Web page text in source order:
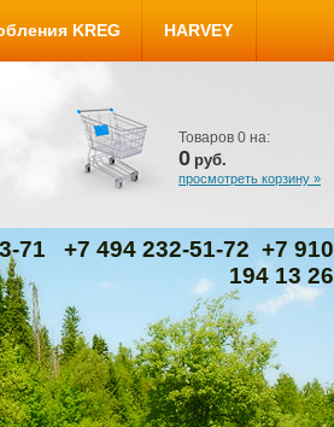
71 +7 494 232-51-72 +7 910
194 13 26
KREG HARVEY
Товаров 0 на:
0 руб.
просмотреть корзину »